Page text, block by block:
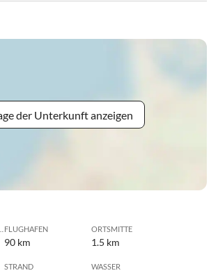
der Unterkunft anzeigen
FLUGHAFEN
90 km
ORTSMITTE
1.5 km
STRAND WASSER